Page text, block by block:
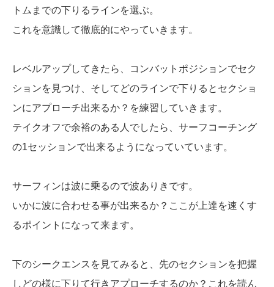
トムまでの下りるラインを選ぶ。
これを意識して徹底的にやっていきます。
レベルアップしてきたら、コンバットポジションでセク
ションを見つけ、そしてどのラインで下りるとセクショ
ンにアプローチ出来るか？を練習していきます。
テイクオフで余裕のある人でしたら、サーフコーチング
の1セッションで出来るようになっていています。
サーフィンは波に乗るので波ありきです。
いかに波に合わせる事が出来るか？ここが上達を速くす
るポイントになって来ます。
下のシークエンスを見てみると、先のセクションを把握
しどの様に下りて行きアプローチするのか？これを読ん